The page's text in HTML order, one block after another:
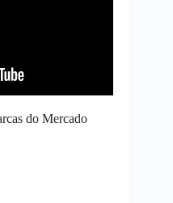
do Mercado